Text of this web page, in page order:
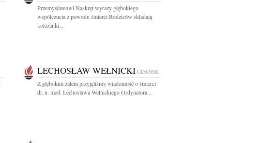
Przemysławowi Naskręt wyrazy głębokiego
współczucia z powodu śmierci Rodziców składają
koleżanki...
LECHOSŁAW WEŁNICKI GDAŃSK
Z głębokim żalem przyjęliśmy wiadomość o śmierci
dr. n. med. Lechosława Wełnickiego Ordynatora...